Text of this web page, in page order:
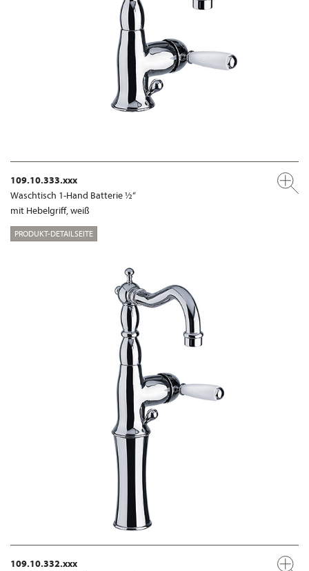
109.10.333.xxx
Waschtisch 1-Hand Batterie ½“
mit Hebelgriff, weiß
PRODUKT-DETAILSEITE
109.10.332.xxx